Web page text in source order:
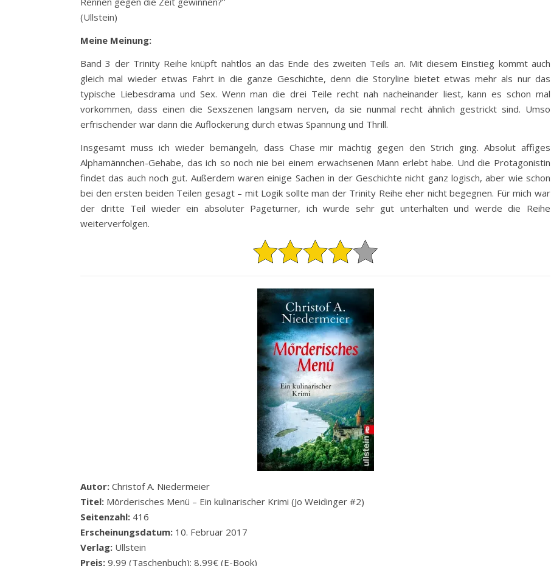
(Ullstein)
Meine Meinung:
Band 3 der Trinity Reihe knüpft nahtlos an das Ende des zweiten Teils an. Mit diesem Einstieg kommt auch
gleich mal wieder etwas Fahrt in die ganze Geschichte, denn die Storyline bietet etwas mehr als nur das
typische Liebesdrama und Sex. Wenn man die drei Teile recht nah nacheinander liest, kann es schon mal
vorkommen, dass einen die Sexszenen langsam nerven, da sie nunmal recht ähnlich gestrickt sind. Umso
erfrischender war dann die Auflockerung durch etwas Spannung und Thrill.
Insgesamt muss ich wieder bemängeln, dass Chase mir mächtig gegen den Strich ging. Absolut affiges
Alphamännchen-Gehabe, das ich so noch nie bei einem erwachsenen Mann erlebt habe. Und die Protagonistin
findet das auch noch gut. Außerdem waren einige Sachen in der Geschichte nicht ganz logisch, aber wie schon
bei den ersten beiden Teilen gesagt – mit Logik sollte man der Trinity Reihe eher nicht begegnen. Für mich war
der dritte Teil wieder ein absoluter Pageturner, ich wurde sehr gut unterhalten und werde die Reihe
weiterverfolgen.
Autor: Christof A. Niedermeier
Titel: Mörderisches Menü – Ein kulinarischer Krimi (Jo Weidinger #2)
Seitenzahl: 416
Erscheinungsdatum: 10. Februar 2017
Verlag: Ullstein
Preis: 9,99 (Taschenbuch); 8,99€ (E-Book)